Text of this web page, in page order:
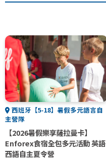
西班牙【5-18】暑假多元語言自
主營隊
【2026暑假樂享薩拉曼卡】
Enforex食宿全包多元活動 英語
西語自主夏令營